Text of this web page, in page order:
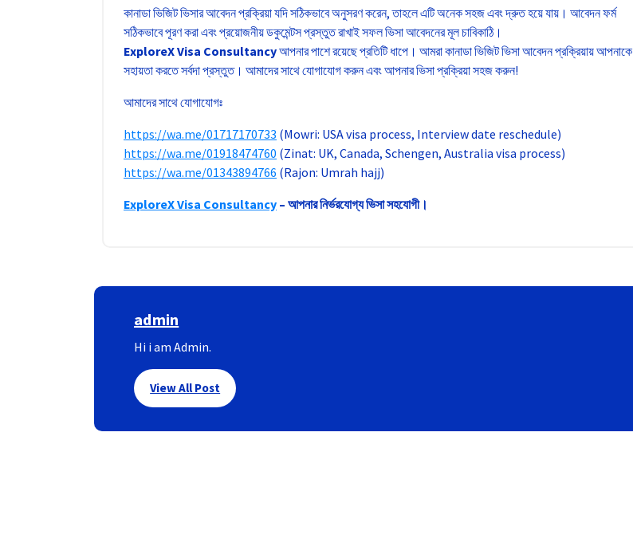
কানাডা ভিজিট ভিসার আবেদন প্রক্রিয়া যদি সঠিকভাবে অনুসরণ করেন, তাহলে এটি অনেক সহজ এবং দ্রুত হয়ে যায়। আবেদন ফর্ম
সঠিকভাবে পূরণ করা এবং প্রয়োজনীয় ডকুমেন্টস প্রস্তুত রাখাই সফল ভিসা আবেদনের মূল চাবিকাঠি।
ExploreX Visa Consultancyআপনার পাশে রয়েছে প্রতিটি ধাপে। আমরা কানাডা ভিজিট ভিসা আবেদন প্রক্রিয়ায় আপনাকে
সহায়তা করতে সর্বদা প্রস্তুত। আমাদের সাথে যোগাযোগ করুন এবং আপনার ভিসা প্রক্রিয়া সহজ করুন!
আমাদের সাথে যোগাযোগঃ
https://wa.me/01717170733 (Mowri: USA visa process, Interview date reschedule)
https://wa.me/01918474760 (Zinat: UK, Canada, Schengen, Australia visa process)
https://wa.me/01343894766 (Rajon: Umrah hajj)
ExploreX Visa Consultancy – আপনার নির্ভরযোগ্য ভিসা সহযোগী।
admin
Hi i am Admin.
View All Post